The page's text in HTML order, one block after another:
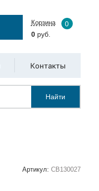
Корзина
0
0руб.
Контакты
Найти
Артикул: СВ130027